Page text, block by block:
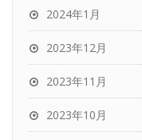
2024年1月
2023年12月
2023年11月
2023年10月